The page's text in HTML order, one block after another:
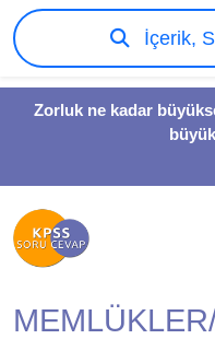
Zorluk ne kadar
İçerik,